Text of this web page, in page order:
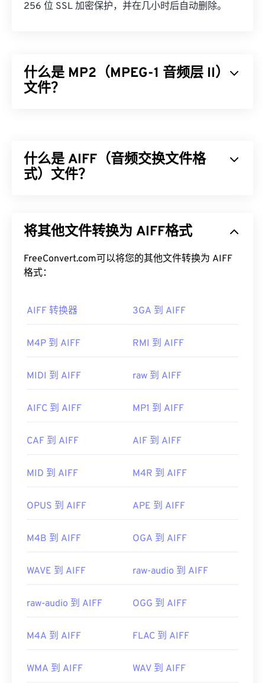
256 位 SSL 加密保护，并在几小时后自动删除。
什么是 MP2（MPEG-1 音频层 II）
文件？
能光盘 (DVD )。这种文件类型在专业广播公司中比
在消费者中更常见。
用于打开 MP2 的最佳媒体播放器是VLC 媒体播放
器。该播放器适用于大多数平台，并且非常可靠。
在 Windows 上，不错的选择包括Windows Media
Player
jetAudio 、Winamp Helium Music Manager
Mac OS X 上，
是打开此类文件的最佳选择。
制定者： ISO/
运动图像专家组
有用的链接：
1_Audio_Layer_II
1/audio
什么是 AIFF（音频交换文件格
式）文件？
它，尤其是 Apple 平台的用户。它是无损的
，这意
AIFF 文件占用更多空间。AIFF 可以定位循环点数据
和音符，这对音乐家来说非常有用。
如何打开 AIFF 文件？
iTunes中打开，具体取决于操作系统。其他可以打开
Winamp和 Elmedia Player
需要转换 AIFF 文件（例如 MP3 文件）才能打开。
开发者： Apple Inc.
有用的链接：
https://en.wikipedia.org/wiki/
2619569
将其他文件转换为 AIFF格式
FreeConvert.com可以将您的其他文件转换为 AIFF
格式：
AIFF 转换器 3GA 到 AIFF
M4P 到 AIFF RMI 到 AIFF
MIDI 到 AIFF raw 到 AIFF
AIFC 到 AIFF MP1 到 AIFF
CAF 到 AIFF AIF 到 AIFF
MID 到 AIFF M4R 到 AIFF
OPUS 到 AIFF APE 到 AIFF
M4B 到 AIFF OGA 到 AIFF
WAVE 到 AIFF raw-audio 到 AIFF
raw-audio 到 AIFF OGG 到 AIFF
M4A 到 AIFF FLAC 到 AIFF
WMA 到 AIFF WAV 到 AIFF